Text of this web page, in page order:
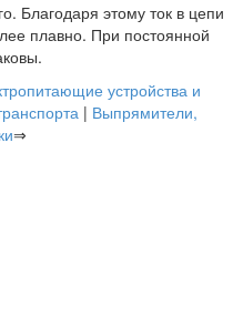
Благодаря этому ток в цепи
плавно. При постоянной
устройства и
| Выпрямители,
⇒